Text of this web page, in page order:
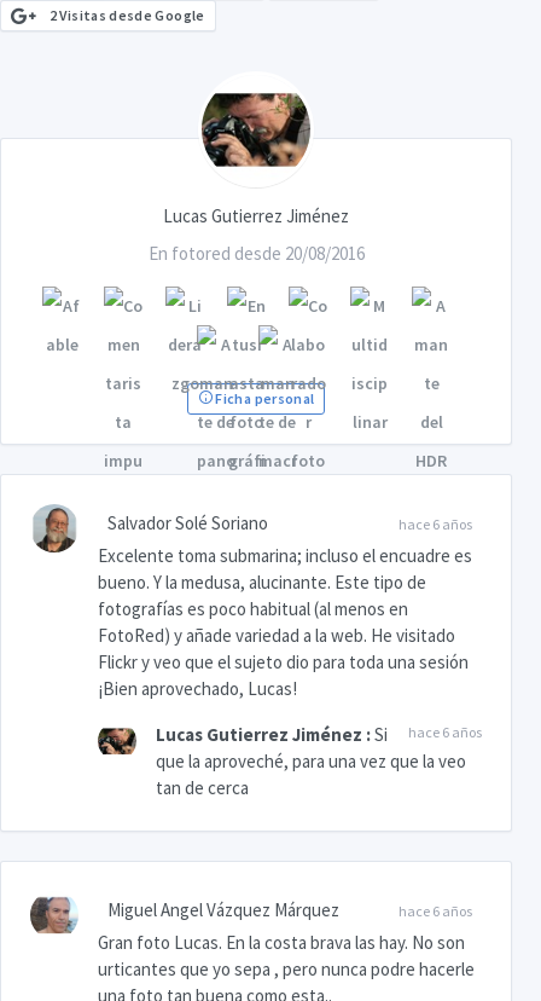
2 Visitas desde Google
Lucas Gutierrez Jiménez
En fotored desde 20/08/2016
Ficha personal
hace 6 años
Salvador Solé Soriano
Excelente toma submarina; incluso el encuadre es
bueno. Y la medusa, alucinante. Este tipo de
fotografías es poco habitual (al menos en
FotoRed) y añade variedad a la web. He visitado
Flickr y veo que el sujeto dio para toda una sesión
¡Bien aprovechado, Lucas!
Lucas Gutierrez Jiménez : hace 6 años
Si
que la aproveché, para una vez que la veo
tan de cerca
hace 6 años
Miguel Angel Vázquez Márquez
Gran foto Lucas. En la costa brava las hay. No son
urticantes que yo sepa , pero nunca podre hacerle
una foto tan buena como esta..